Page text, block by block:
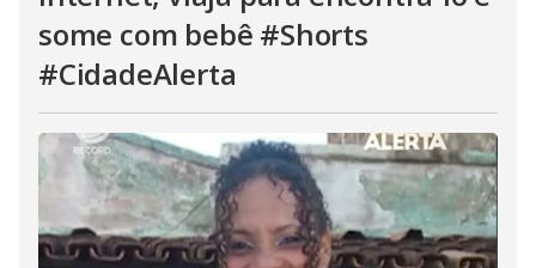
some com bebê #Shorts
#CidadeAlerta